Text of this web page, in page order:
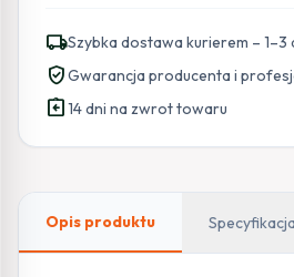
Polska
Sinus
500/1000W
local_shippingSzybka dostawa kurierem –
verified_userGwarancja producenta i
assignment_return14 dni na zwrot towaru
Opis produktu